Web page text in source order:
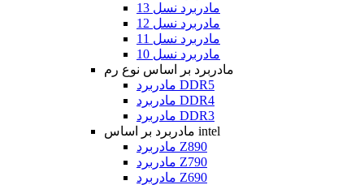
مادربرد نسل 13
مادربرد نسل 12
مادربرد نسل 11
مادربرد نسل 10
مادربرد بر اساس نوع رم
مادربرد DDR5
مادربرد DDR4
مادربرد DDR3
مادربرد بر اساس intel
مادربرد Z890
مادربرد Z790
مادربرد Z690